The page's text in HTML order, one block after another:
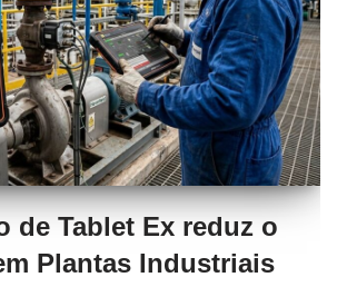
de Tablet Ex reduz o
Plantas Industriais